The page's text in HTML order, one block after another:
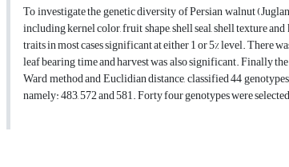
To investigate the genetic diversity of Persian walnut
including kernel color, fruit shape, shell seal, shell texture
traits in most cases significant at either 1 or 5% level. There
leaf bearing time and harvest was also significant. Finally
Ward method and Euclidian distance, classified 44
namely: 483, 572 and 581. Forty four genotypes were